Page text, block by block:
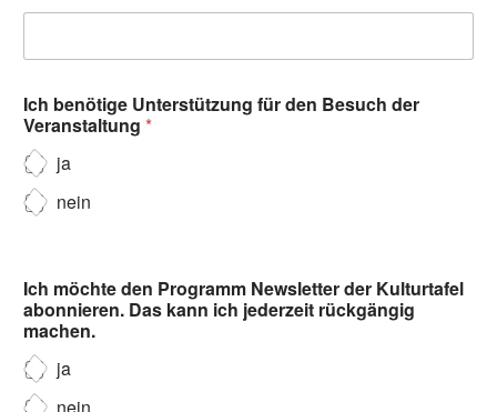
Ich benötige Unterstützung für den Besuch der
Veranstaltung *
ja
nein
Ich möchte den Programm Newsletter der Kulturtafel
abonnieren. Das kann ich jederzeit rückgängig
machen.
ja